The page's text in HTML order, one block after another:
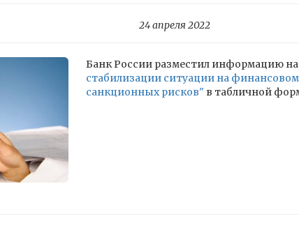
24 апреля 2022
Банк России разместил информацию на
стабилизации ситуации на
санкционных рисков" в табличной